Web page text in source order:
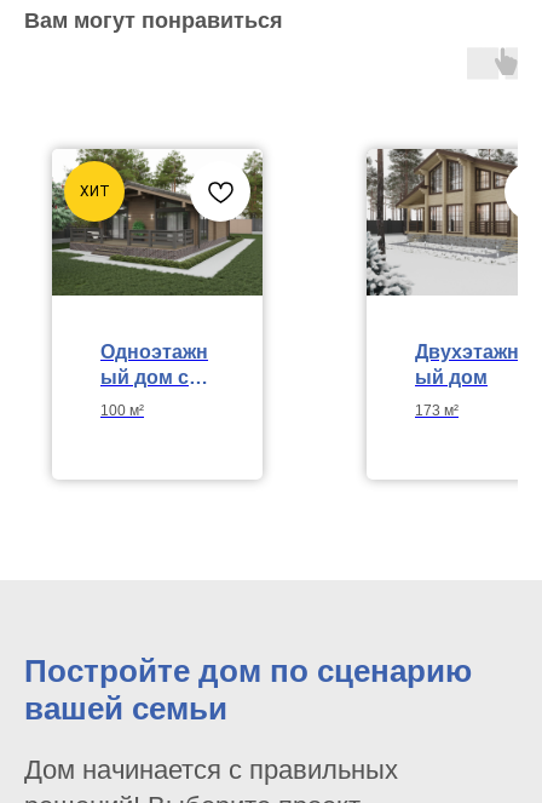
Вам могут понравиться
ХИТ
Одноэтажн
ый дом с
просторно
100 м²
Двухэтажн
ый дом
173 м²
Постройте дом по сценарию
вашей семьи
Дом начинается с правильных